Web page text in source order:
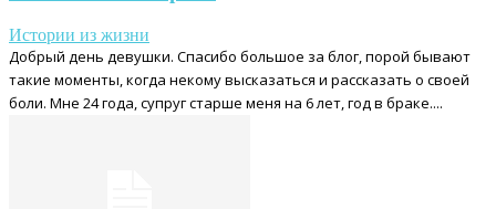
Истории из жизни
Добрый день девушки. Спасибо большое за блог, порой бывают
такие моменты, когда некому высказаться и рассказать о своей
боли. Мне 24 года, супруг старше меня на 6 лет, год в браке....